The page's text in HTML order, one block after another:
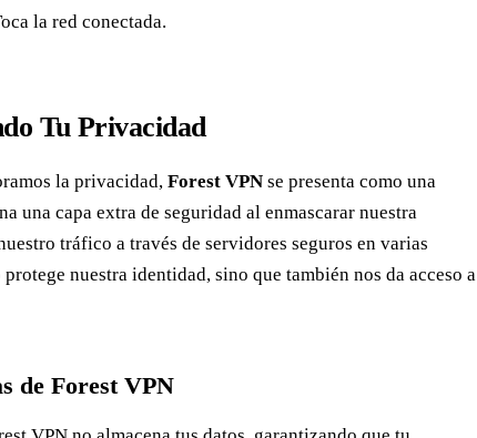
la red conectada.
Tu Privacidad
la privacidad, Forest VPN se presenta como una
una capa extra de seguridad al enmascarar nuestra
tráfico a través de servidores seguros en varias
nuestra identidad, sino que también nos da acceso a
de Forest VPN